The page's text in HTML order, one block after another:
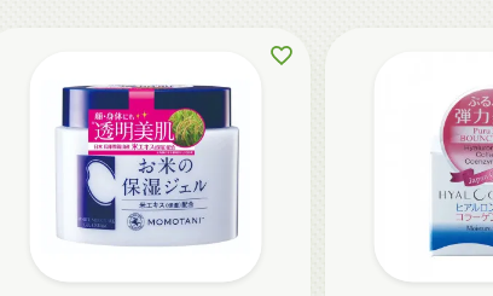
AiliCode Бальзам для
увлажняющий, 250мл
27.38 руб.